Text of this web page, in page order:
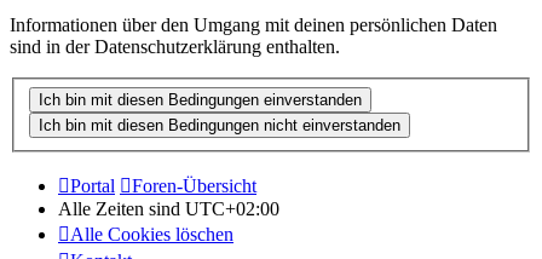
Informationen über den Umgang mit deinen persönlichen Daten
sind in der Datenschutzerklärung enthalten.
Portal
Foren-Übersicht
Alle Zeiten sind UTC+02:00
Alle Cookies löschen